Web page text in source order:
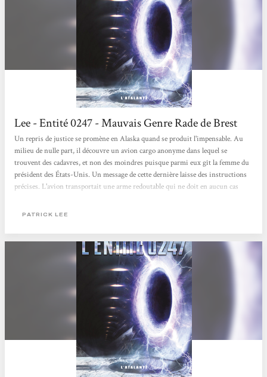
Lee - Entité 0247 - Mauvais Genre Rade de Brest
Un repris de justice se promène en Alaska quand se produit l'impensable. Au
milieu de nulle part, il découvre un avion cargo anonyme dans lequel se
trouvent des cadavres, et non des moindres puisque parmi eux gît la femme du
président des États-Unis. Un message de cette dernière laisse des instructions
précises. L'avion transportait une arme redoutable qui ne doit en aucun cas
Travis Chase a été meurtrier dans une vie antérieure, certes, mais il a
PATRICK LEE